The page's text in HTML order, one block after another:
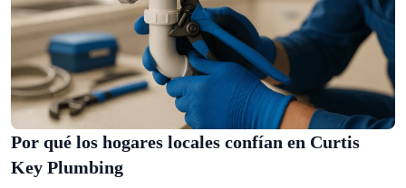
Por qué los hogares locales confían en Curtis
Key Plumbing